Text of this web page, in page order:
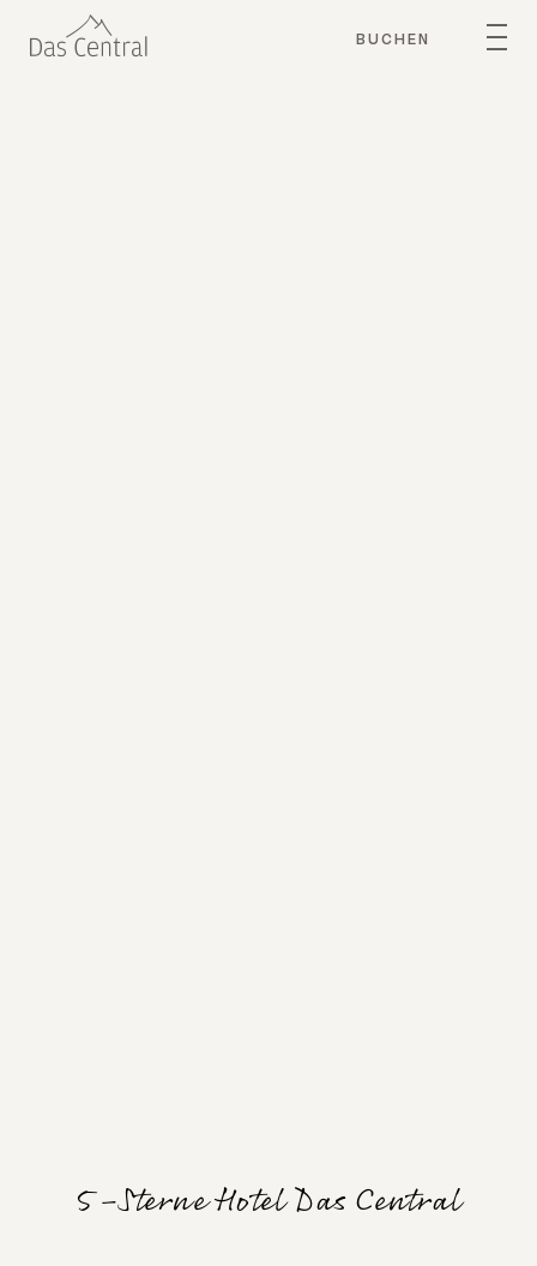
BUCHEN
5-Sterne Hotel Das Central